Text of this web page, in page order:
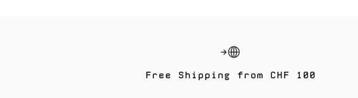
Free Shipping from CHF 100